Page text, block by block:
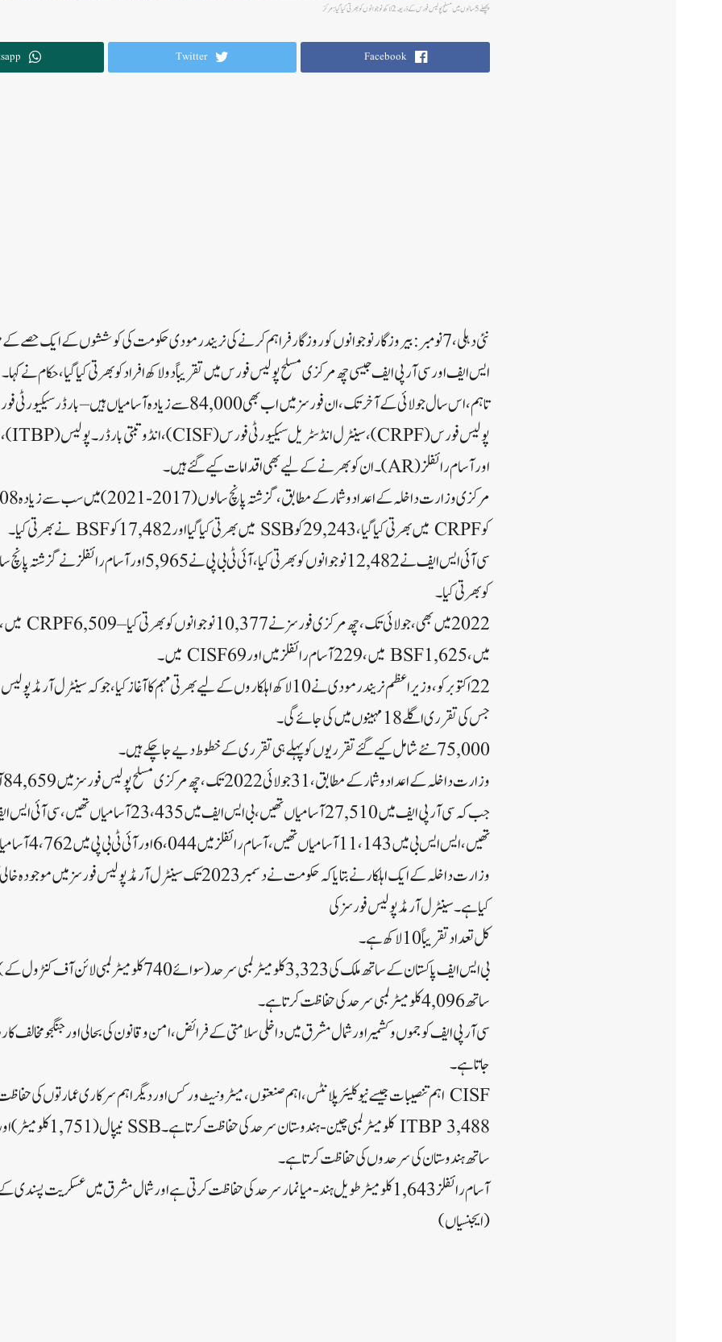
پچھلے 5 سالوں میں مسلح پولیس فورس کے ذریعہ 2 لاکھ نوجوانوں کو بھرتی کیا گیا: مرکز
Facebook
Twitter
نئی دہلی، 7 نومبر: بیروزگار نوجوانوں کو روزگار فراہم کرنے کی نریندر مودی حکومت کی کوششوں کے ایک حصے
ایس ایف اور سی آر پی ایف جیسی چھ مرکزی مسلح پولیس فورس میں تقریباً دو لاکھ افراد کو بھرتی کیا گیا، حکام نے کہا۔
اور آسام رائفلز (AR)۔ ان کو بھرنے کے لیے بھی اقدامات کیے گئے ہیں۔
کو CRPF میں بھرتی کیا گیا، 29,243 کو SSB میں بھرتی کیا گیا اور 17,482 کو BSF نے بھرتی کیا۔
کو بھرتی کیا۔
میں، 1,625 BSF میں، 229 آسام رائفلز میں اور 69 CISF میں۔
22 اکتوبر کو، وزیر اعظم نریندر مودی نے 10 لاکھ اہلکاروں کے لیے بھرتی مہم کا آغاز کیا، جو کہ
جس کی تقرری اگلے 18 مہینوں میں کی جائے گی۔
75,000 نئے شامل کیے گئے تقرریوں کو پہلے ہی تقرری کے خطوط دیے جا چکے ہیں۔
وزارت داخلہ کے اعداد و شمار کے مطابق، 31 جولائی 2022 تک، چھ مرکزی مسلح پولیس فورسز میں 84,659 آسامیاں تھیں۔
تھیں، ایس ایس بی میں 11،143 آسامیاں تھیں، آسام رائفلز میں 6،044 اور آئی ٹی بی پی میں 4،762 آسامیاں تھیں۔
وزارت داخلہ کے ایک اہلکار نے بتایا کہ حکومت نے دسمبر 2023 تک سینٹرل آرمڈ
کیا ہے۔ سینٹرل آرمڈ پولیس فورسز کی
کل تعداد تقریباً 10 لاکھ ہے۔
بی ایس ایف پاکستان کے ساتھ ملک کی 3,323 کلومیٹر لمبی سرحد (سوائے 740
ساتھ 4,096 کلومیٹر لمبی سرحد کی حفاظت کرتا ہے۔
سی آر پی ایف کو جموں و کشمیر اور شمال مشرق میں داخلی سلامتی کے فرائض، امن و قانون کی بحالی اور جنگجو مخالف
جاتا ہے۔
CISF اہم تنصیبات جیسے نیوکلیئر پلانٹس، اہم صنعتوں، میٹرو نیٹ ورکس اور دیگر اہم سرکاری عمارتوں کی حفاظت کرتا ہے۔
ساتھ ہندوستان کی سرحدوں کی حفاظت کرتا ہے۔
آسام رائفلز 1,643 کلومیٹر طویل ہند-میانمار سرحد کی حفاظت کرتی ہے اور شمال مشرق میں عسکریت
(ایجنسیاں)